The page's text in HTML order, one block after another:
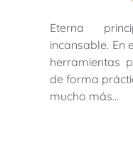
Eterna
incansable. En
herramientas
de forma
mucho más…